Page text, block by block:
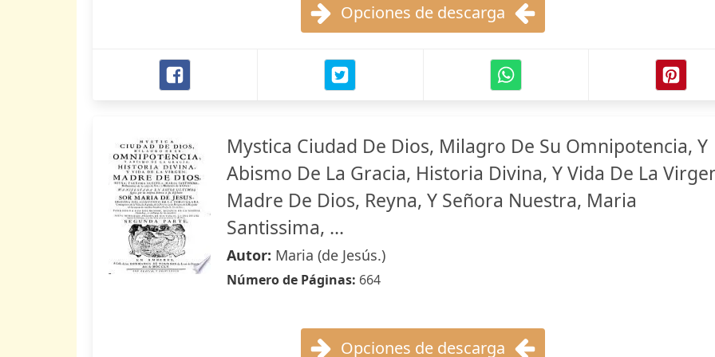
Opciones de descarga
Mystica Ciudad De Dios, Milagro De Su Omnipotencia, Y
Abismo De La Gracia, Historia Divina, Y Vida De La
Madre De Dios, Reyna, Y Señora Nuestra, Maria
Santissima, ...
Autor: Maria (de Jesús.)
Número de Páginas: 664
Opciones de descarga